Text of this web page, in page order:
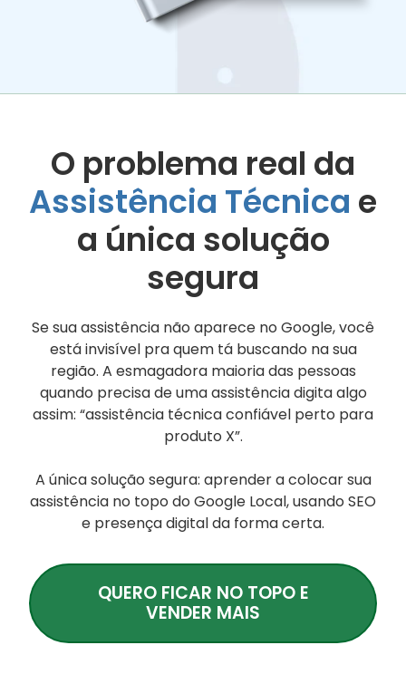
O problema real da
Assistência Técnica e
a única solução
segura
Se sua assistência não aparece no Google, você
está invisível pra quem tá buscando na sua
região. A esmagadora maioria das pessoas
quando precisa de uma assistência digita algo
assim: “assistência técnica confiável perto para
produto X”.
A única solução segura: aprender a colocar sua
assistência no topo do Google Local, usando SEO
e presença digital da forma certa.
QUERO FICAR NO TOPO E
VENDER MAIS